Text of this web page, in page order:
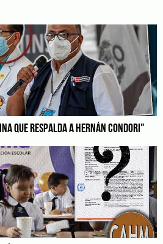
QUE RESPALDA A HERNÁN CONDORI"